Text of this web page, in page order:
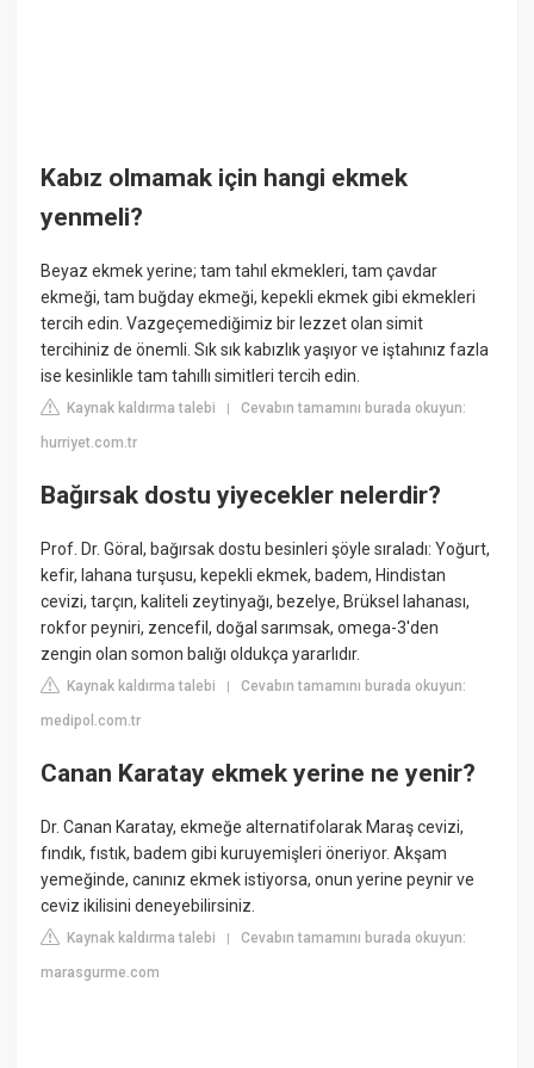
Kabız olmamak için hangi ekmek
yenmeli?
Beyaz ekmek yerine; tam tahıl ekmekleri, tam çavdar
ekmeği, tam buğday ekmeği, kepekli ekmek gibi ekmekleri
tercih edin. Vazgeçemediğimiz bir lezzet olan simit
tercihiniz de önemli. Sık sık kabızlık yaşıyor ve iştahınız fazla
ise kesinlikle tam tahıllı simitleri tercih edin.
Kaynak kaldırma talebi |Cevabın tamamını burada okuyun:
hurriyet.com.tr
Bağırsak dostu yiyecekler nelerdir?
Prof. Dr. Göral, bağırsak dostu besinleri şöyle sıraladı: Yoğurt,
kefir, lahana turşusu, kepekli ekmek, badem, Hindistan
cevizi, tarçın, kaliteli zeytinyağı, bezelye, Brüksel lahanası,
rokfor peyniri, zencefil, doğal sarımsak, omega-3'den
zengin olan somon balığı oldukça yararlıdır.
Kaynak kaldırma talebi |Cevabın tamamını burada okuyun:
medipol.com.tr
Canan Karatay ekmek yerine ne yenir?
Dr. Canan Karatay, ekmeğe alternatifolarak Maraş cevizi,
fındık, fıstık, badem gibi kuruyemişleri öneriyor. Akşam
yemeğinde, canınız ekmek istiyorsa, onun yerine peynir ve
ceviz ikilisini deneyebilirsiniz.
Kaynak kaldırma talebi |Cevabın tamamını burada okuyun:
marasgurme.com